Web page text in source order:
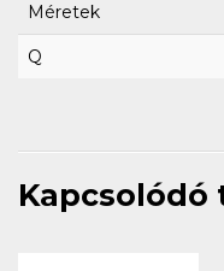
Méretek
Q
Kapcsolódó